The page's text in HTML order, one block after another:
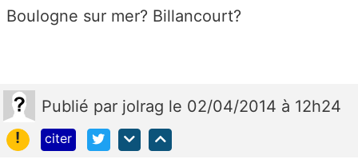
Boulogne sur mer? Billancourt?
Publié par jolrag le 02/04/2014 à 12h24
!
citer